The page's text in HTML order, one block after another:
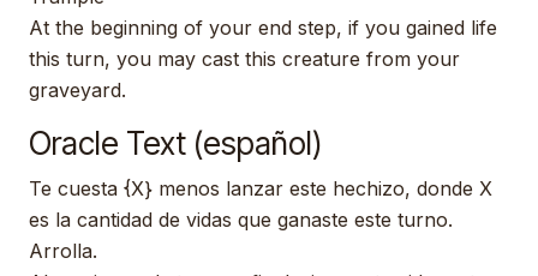
At the beginning of your end step, if you gained life
this turn, you may cast this creature from your
graveyard.
Oracle Text (español)
Te cuesta {X} menos lanzar este hechizo, donde X
es la cantidad de vidas que ganaste este turno.
Arrolla.